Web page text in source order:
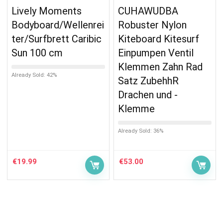
Lively Moments
Bodyboard/Wellenrei
ter/Surfbrett Caribic
Sun 100 cm
Already Sold: 42%
€19.99
CUHAWUDBA
Robuster Nylon
Kiteboard Kitesurf
Einpumpen Ventil
Klemmen Zahn Rad
Satz ZubehhR
Drachen und -
Klemme
Already Sold: 36%
€53.00